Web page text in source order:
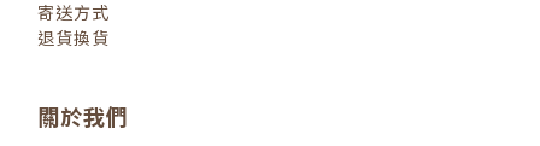
寄送方式
退貨換貨
關於我們